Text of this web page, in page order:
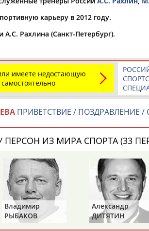
Юлия
Дмитрий
Каримжан
АБДРАХМАНОВ
Аделя
АБДРАХМАНОВА
карьеру в 2012 году.
Рахлина (Санкт-Петербург).
имеете недостающую
ПРИВЕТСТВИЕ / ПОЗДРАВЛЕНИЕ
ПЕРСОН ИЗ МИРА СПОРТА (33
Александр
ДИТЯТИН
Лариса
КАРЛОВА